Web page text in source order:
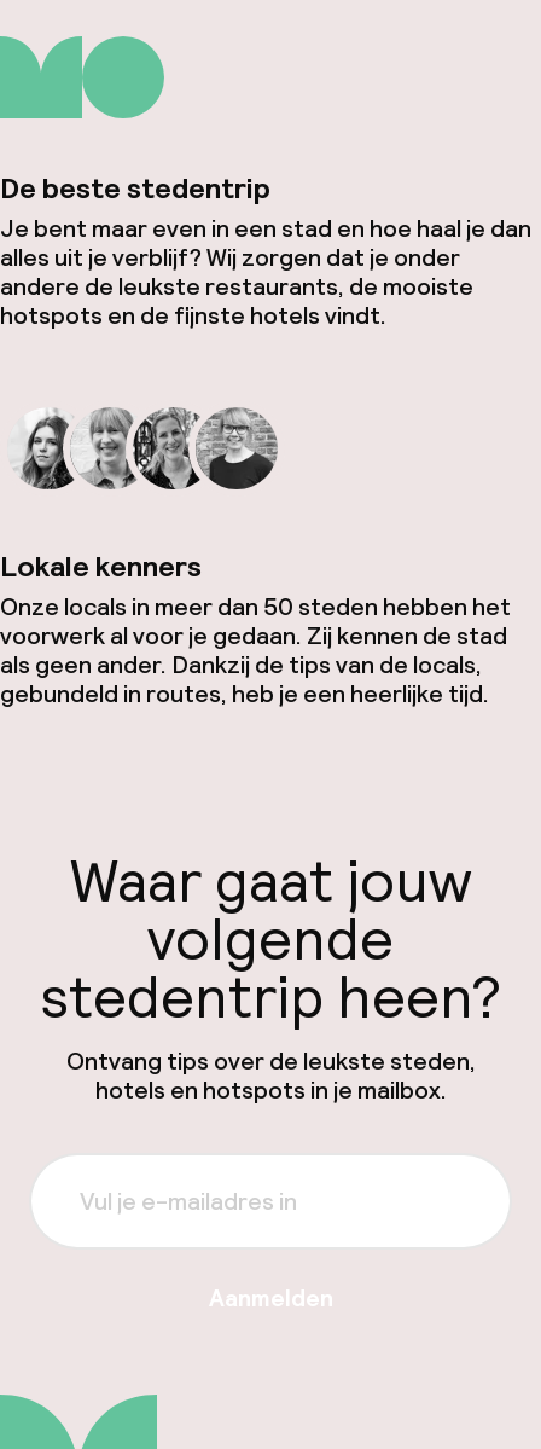
De beste stedentrip
Je bent maar even in een stad en hoe haal je dan
alles uit je verblijf? Wij zorgen dat je onder
andere de leukste restaurants, de mooiste
hotspots en de fijnste hotels vindt.
Lokale kenners
Onze locals in meer dan 50 steden hebben het
voorwerk al voor je gedaan. Zij kennen de stad
als geen ander. Dankzij de tips van de locals,
gebundeld in routes, heb je een heerlijke tijd.
Waar gaat jouw
volgende
stedentrip heen?
Ontvang tips over de leukste steden,
hotels en hotspots in je mailbox.
Aanmelden